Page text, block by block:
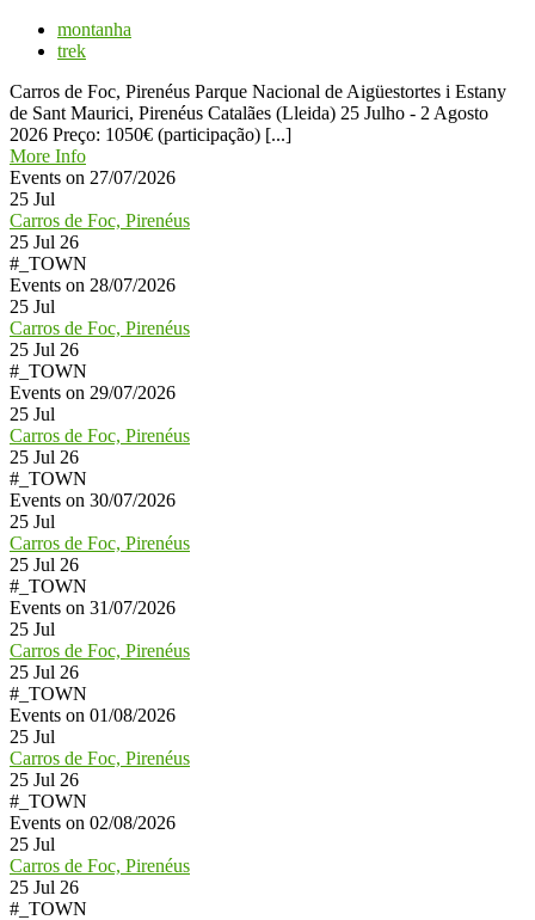
montanha
trek
Carros de Foc, Pirenéus Parque Nacional de Aigüestortes i Estany
de Sant Maurici, Pirenéus Catalães (Lleida) 25 Julho - 2 Agosto
2026 Preço: 1050€ (participação) [...]
More Info
Events on 27/07/2026
25 Jul
Carros de Foc, Pirenéus
25 Jul 26
#_TOWN
Events on 28/07/2026
25 Jul
Carros de Foc, Pirenéus
25 Jul 26
#_TOWN
Events on 29/07/2026
25 Jul
Carros de Foc, Pirenéus
25 Jul 26
#_TOWN
Events on 30/07/2026
25 Jul
Carros de Foc, Pirenéus
25 Jul 26
#_TOWN
Events on 31/07/2026
25 Jul
Carros de Foc, Pirenéus
25 Jul 26
#_TOWN
Events on 01/08/2026
25 Jul
Carros de Foc, Pirenéus
25 Jul 26
#_TOWN
Events on 02/08/2026
25 Jul
Carros de Foc, Pirenéus
25 Jul 26
#_TOWN